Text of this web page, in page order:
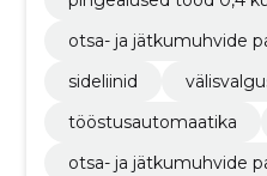
otsa- ja jätkumuhvide
sideliinid
tööstusautomaatika
otsa- ja jätkumuhvide